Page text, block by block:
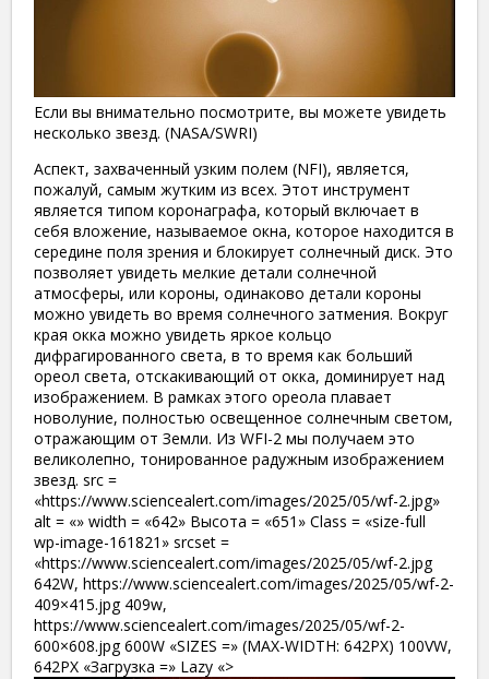
Если вы внимательно посмотрите, вы можете увидеть
несколько звезд. (NASA/SWRI)
Аспект, захваченный узким полем (NFI), является,
пожалуй, самым жутким из всех. Этот инструмент
является типом коронаграфа, который включает в
себя вложение, называемое окна, которое находится в
середине поля зрения и блокирует солнечный диск. Это
позволяет увидеть мелкие детали солнечной
атмосферы, или короны, одинаково детали короны
можно увидеть во время солнечного затмения. Вокруг
края окка можно увидеть яркое кольцо
дифрагированного света, в то время как больший
ореол света, отскакивающий от окка, доминирует над
изображением. В рамках этого ореола плавает
новолуние, полностью освещенное солнечным светом,
отражающим от Земли. Из WFI-2 мы получаем это
великолепно, тонированное радужным изображением
звезд. src =
«https://www.sciencealert.com/images/2025/05/wf-2.jpg»
alt = «» width = «642» Высота = «651» Class = «size-full
wp-image-161821» srcset =
«https://www.sciencealert.com/images/2025/05/wf-2.jpg
642W, https://www.sciencealert.com/images/2025/05/wf-2-
409×415.jpg 409w,
https://www.sciencealert.com/images/2025/05/wf-2-
600×608.jpg 600W «SIZES =» (MAX-WIDTH: 642PX) 100VW,
642PX «Загрузка =» Lazy «>